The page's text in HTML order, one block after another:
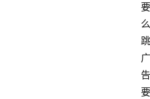
要
么
跳
广
告
要